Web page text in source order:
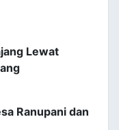
Lewat
Ranupani dan